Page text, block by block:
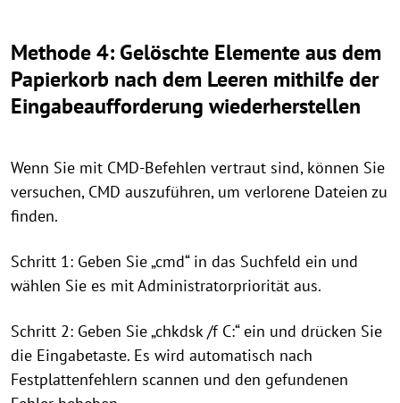
Methode 4: Gelöschte Elemente aus dem
Papierkorb nach dem Leeren mithilfe der
Eingabeaufforderung wiederherstellen
Wenn Sie mit CMD-Befehlen vertraut sind, können Sie
versuchen, CMD auszuführen, um verlorene Dateien zu
finden.
Schritt 1: Geben Sie „cmd“ in das Suchfeld ein und
wählen Sie es mit Administratorpriorität aus.
Schritt 2: Geben Sie „chkdsk /f C:“ ein und drücken Sie
die Eingabetaste. Es wird automatisch nach
Festplattenfehlern scannen und den gefundenen